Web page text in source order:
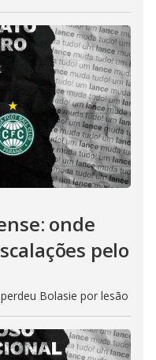
onde
pelo
Bolasie por lesão